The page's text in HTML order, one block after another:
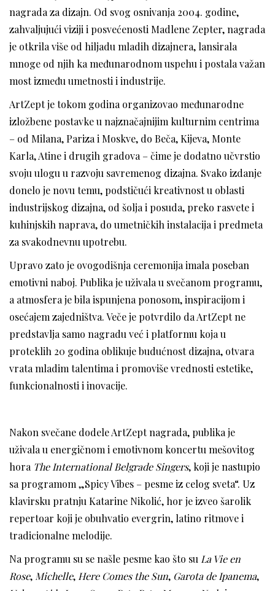
nagrada za dizajn. Od svog osnivanja 2004. godine,
zahvaljujući viziji i posvećenosti Madlene Zepter, nagrada
je otkrila više od hiljadu mladih dizajnera, lansirala
mnoge od njih ka međunarodnom uspehu i postala važan
most između umetnosti i industrije.
ArtZept je tokom godina organizovao međunarodne
izložbene postavke u najznačajnijim kulturnim centrima
– od Milana, Pariza i Moskve, do Beča, Kijeva, Monte
Karla, Atine i drugih gradova – čime je dodatno učvrstio
svoju ulogu u razvoju savremenog dizajna. Svako izdanje
donelo je novu temu, podstičući kreativnost u oblasti
industrijskog dizajna, od šolja i posuda, preko rasvete i
kuhinjskih naprava, do umetničkih instalacija i predmeta
za svakodnevnu upotrebu.
Upravo zato je ovogodišnja ceremonija imala poseban
emotivni naboj. Publika je uživala u svečanom programu,
a atmosfera je bila ispunjena ponosom, inspiracijom i
osećajem zajedništva. Veče je potvrdilo da ArtZept ne
predstavlja samo nagradu već i platformu koja u
proteklih 20 godina oblikuje budućnost dizajna, otvara
vrata mladim talentima i promoviše vrednosti estetike,
funkcionalnosti i inovacije.
Nakon svečane dodele ArtZept nagrada, publika je
uživala u energičnom i emotivnom koncertu mešovitog
hora The International Belgrade Singers, koji je nastupio
sa programom „Spicy Vibes – pesme iz celog sveta“. Uz
klavirsku pratnju Katarine Nikolić, hor je izveo šarolik
repertoar koji je obuhvatio evergrin, latino ritmove i
tradicionalne melodije.
Na programu su se našle pesme kao što su La Vie en
Rose, Michelle, Here Comes the Sun, Garota de Ipanema,